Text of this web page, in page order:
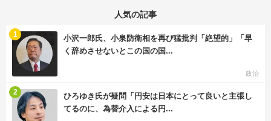
人気の記事
小沢一郎氏、小泉防衛相を再び猛批判「絶望的」「早
く辞めさせないとこの国の国...
政治
1
ひろゆき氏が疑問「円安は日本にとって良いと主張し
てるのに、為替介入による円...
2